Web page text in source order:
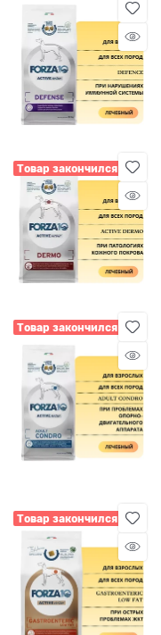
Товар закончился
Товар закончился
Товар закончился